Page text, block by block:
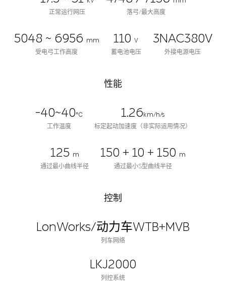
正常运行网压
落弓/最大高度
5048 ~ 6956 mm
受电弓工作高度
110 V
蓄电池电压
3NAC380V
外接电源电压
性能
-40~40℃
工作温度
1.26km/h/s
标定起动加速度（非实际运用情况）
125 m
通过最小曲线半径
150 + 10 + 150 m
通过最小S型曲线半径
控制
LonWorks/动力车WTB+MVB
列车网络
LKJ2000
列控系统